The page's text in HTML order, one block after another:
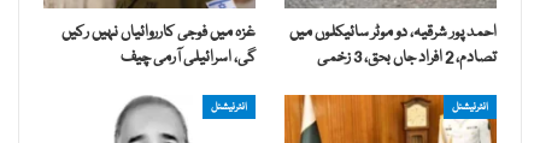
احمد پور شرقیہ، دو موٹر سائیکلوں میں
تصادم، 2 افراد جاں بحق، 3 زخمی
غزہ میں فوجی کارروائیاں نہیں رکیں
گی، اسرائیلی آرمی چیف
انٹرنیشنل انٹرنیشنل